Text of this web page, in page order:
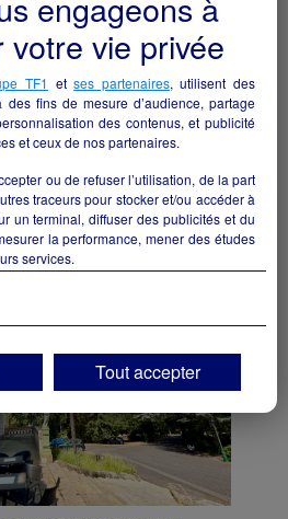
Pmu Fdj
restauration particulier
votre vie privée
TF1 etses partenaires, utilisent des
fins de mesure d’audience, partage
des contenus, et publicité
et ceux de nos partenaires.
ou de refuser l’utilisation, de la part
traceurs pour stocker et/ou accéder à
un terminal, diffuser des publicités et du
la performance, mener des études
services.
les fonctionnalités liées à la
lescookies/traceurs techniquesseront
choix en cliquant sur "Tout accepter",
ou "Paramétrer", et les modifier à tout
"Paramétrez vos choix" situé en bas de
Tout accepter